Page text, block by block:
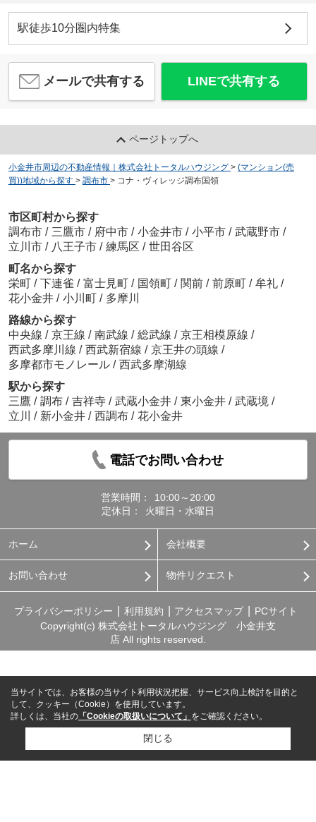
駅徒歩10分圏内特集
メールで共有する LINEで共有する
ページトップへ
小金井市周辺の不動産情報｜株式会社トータルハウジング > (マンション(売
買))地域から探す > 調布市 > コナ・ヴィレッジ調布国領
市区町村から探す
調布市 / 三鷹市 / 府中市 / 小金井市 / 小平市 / 武蔵野市 /
立川市 / 八王子市 / 練馬区 / 世田谷区
町名から探す
栄町 / 下連雀 / 富士見町 / 国領町 / 関前 / 前原町 / 牟礼 /
花小金井 / 小川町 / 多摩川
路線から探す
中央線 / 京王線 / 南武線 / 総武線 / 京王相模原線 /
西武多摩川線 / 西武新宿線 / 京王井の頭線 /
多摩都市モノレール / 西武多摩湖線
駅から探す
三鷹 / 調布 / 吉祥寺 / 武蔵小金井 / 東小金井 / 武蔵境 /
立川
/ 新小金井 / 西調布 / 花小金井
電話でお問い合わせ
営業時間：
10:00～20:00
定休日：
火曜日・水曜日
ホーム 会社概要
お問い合わせ 物件リクエスト
プライバシーポリシー 利用規約 アクセスマップ
PCサイト
Copyright(c) 株式会社トータルハウジング 小金井支
店 All rights reserved.
当サイトでは、お客様の当サイト利用状況把握、サービス向上検討を目的と
して、クッキー（Cookie）を使用しています。
詳しくは、当社の 「Cookieの取扱いについて」 をご確認ください。
閉じる